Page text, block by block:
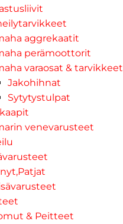
aggrekaatit
perämoottorit
varaosat & tarvikkeet
Jakohihnat
Sytytystulpat
venevarusteet
& Peitteet